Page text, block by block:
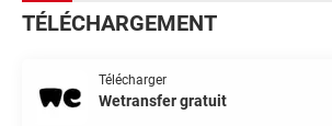
TÉLÉCHARGEMENT
Télécharger
Wetransfer gratuit